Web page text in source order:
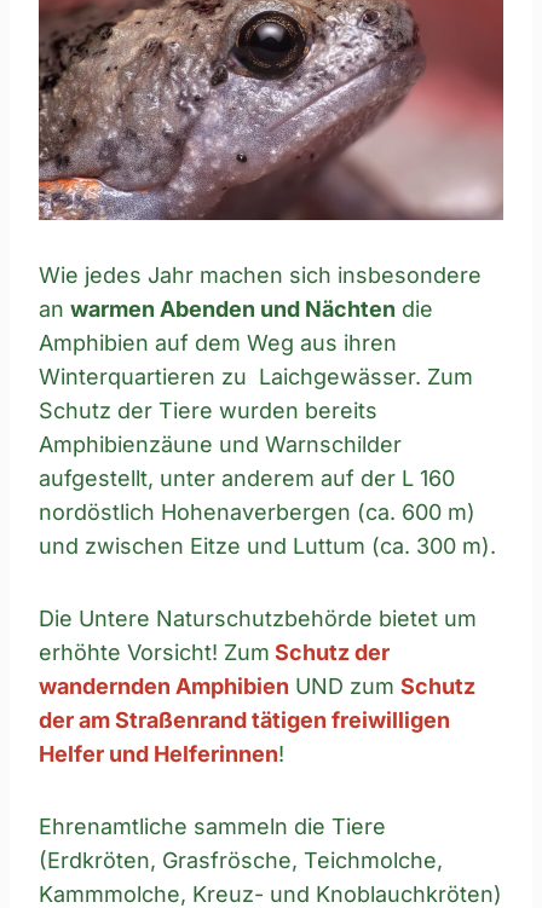
Wie jedes Jahr machen sich insbesondere
an warmen Abenden und Nächten die
Amphibien auf dem Weg aus ihren
Winterquartieren zu Laichgewässer. Zum
Schutz der Tiere wurden bereits
Amphibienzäune und Warnschilder
aufgestellt, unter anderem auf der L 160
nordöstlich Hohenaverbergen (ca. 600 m)
und zwischen Eitze und Luttum (ca. 300 m).
Die Untere Naturschutzbehörde bietet um
erhöhte Vorsicht! Zum Schutz der
wandernden Amphibien UND zum Schutz
der am Straßenrand tätigen freiwilligen
Helfer und Helferinnen!
Ehrenamtliche sammeln die Tiere
(Erdkröten, Grasfrösche, Teichmolche,
Kammmolche, Kreuz- und Knoblauchkröten)